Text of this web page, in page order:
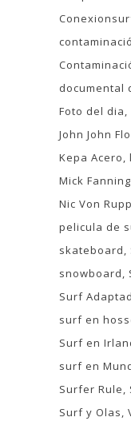
documental
Foto del dia
John John
Kepa Acero
Mick Fanning
Nic Von Rupp
pelicula de
skateboard
snowboard
Surf
surf en
Surf en
surf en
Surfer Rule
Surf y Olas